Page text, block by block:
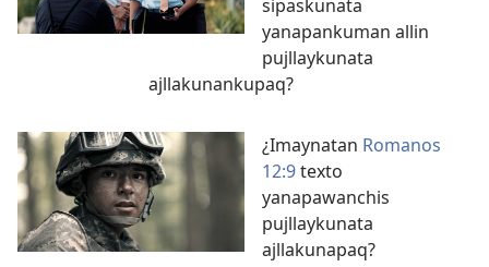
sipaskunata
yanapankuman allin
pujllaykunata
ajllakunankupaq?
¿Imaynatan Romanos
12:9texto
yanapawanchis
pujllaykunata
ajllakunapaq?